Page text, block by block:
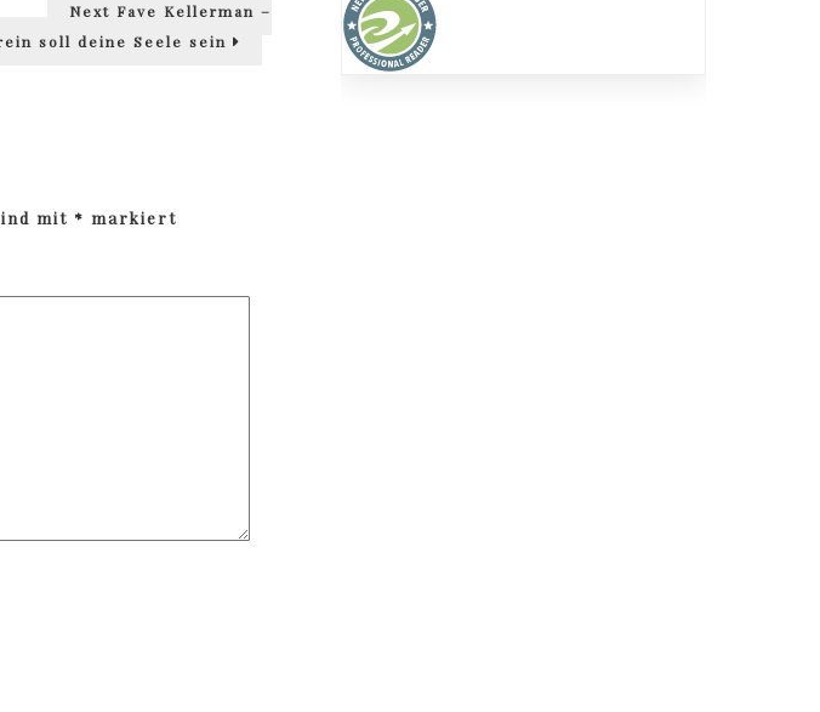
Next Faye Kellerman –
soll deine Seele sein
mit * markiert